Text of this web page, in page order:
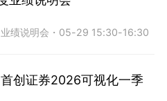
业绩说明会 ・ 05-29 15:30-16:30
创证券2026可视化一季